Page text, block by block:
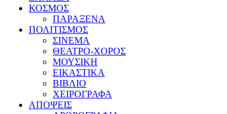
ΚΟΣΜΟΣ
ΠΑΡΑΞΕΝΑ
ΠΟΛΙΤΙΣΜΟΣ
ΣΙΝΕΜΑ
ΘΕΑΤΡΟ-ΧΟΡΟΣ
ΜΟΥΣΙΚΗ
ΕΙΚΑΣΤΙΚΑ
ΒΙΒΛΙΟ
ΧΕΙΡΟΓΡΑΦΑ
ΑΠΟΨΕΙΣ